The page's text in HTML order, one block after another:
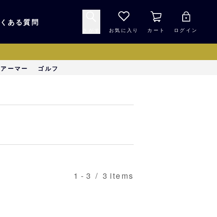
ップ・ヘルメッ
グ
マスコット・バファ
チン・食品 スマホ用品
1000円未満
ある質問
お気に入り カート ログイン
ーマー ゴルフ
1 - 3 / 3 items